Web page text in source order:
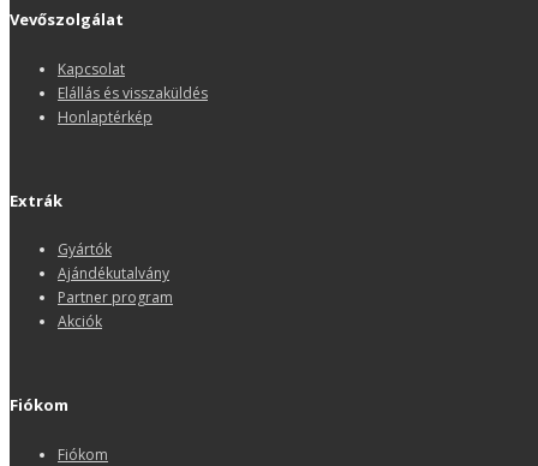
Vevőszolgálat
Kapcsolat
Elállás és visszaküldés
Honlaptérkép
Extrák
Gyártók
Ajándékutalvány
Partner program
Akciók
Fiókom
Fiókom